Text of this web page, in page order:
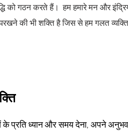
को गठन करते हैं। हम हमारे मन और
की भी शक्ति है जिस से हम गलत
के प्रति ध्यान और समय देना, अपने